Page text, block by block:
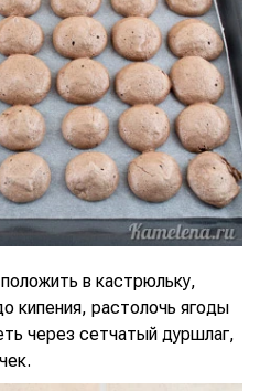
в кастрюльку,
кипения, растолочь ягоды
через сетчатый дуршлаг,